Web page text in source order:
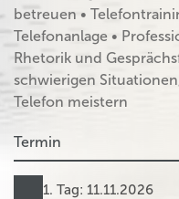
betreuen •
Telefonanlage •
Rhetorik und
schwierigen
Telefon meistern
Termin
1. Tag: 11.11.2026